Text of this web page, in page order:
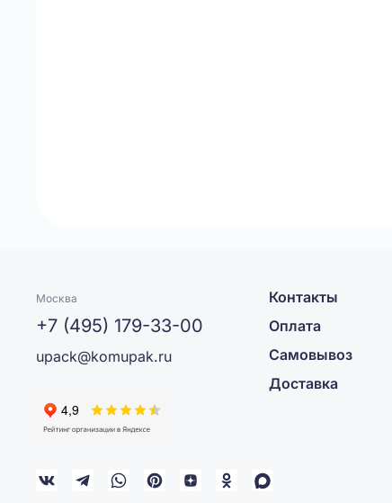
Москва
+7 (495) 179-33-00
upack@komupak.ru
Контакты
Оплата
Самовывоз
Доставка